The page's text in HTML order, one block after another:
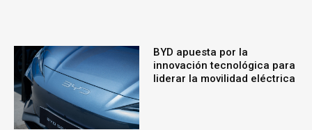
BYD apuesta por la
innovación tecnológica para
liderar la movilidad eléctrica